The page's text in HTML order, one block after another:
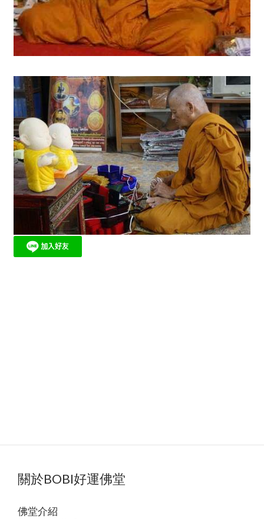
關於BOBI好運佛堂
佛堂介紹